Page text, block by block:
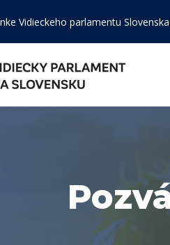
Vidieckeho parlamentu Slovenska